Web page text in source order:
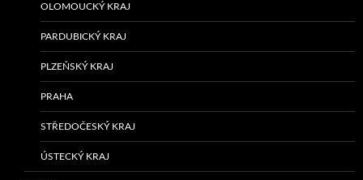
OLOMOUCKÝ KRAJ
PARDUBICKÝ KRAJ
PLZEŇSKÝ KRAJ
PRAHA
STŘEDOČESKÝ KRAJ
ÚSTECKÝ KRAJ